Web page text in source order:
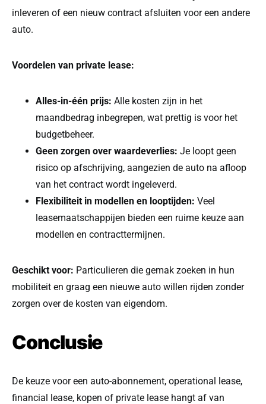
inleveren of een nieuw contract afsluiten voor een andere
auto.
Voordelen van private lease:
Alles-in-één prijs: Alle kosten zijn in het
maandbedrag inbegrepen, wat prettig is voor het
budgetbeheer.
Geen zorgen over waardeverlies: Je loopt geen
risico op afschrijving, aangezien de auto na afloop
van het contract wordt ingeleverd.
Flexibiliteit in modellen en looptijden: Veel
leasemaatschappijen bieden een ruime keuze aan
modellen en contracttermijnen.
Geschikt voor: Particulieren die gemak zoeken in hun
mobiliteit en graag een nieuwe auto willen rijden zonder
zorgen over de kosten van eigendom.
Conclusie
De keuze voor een auto-abonnement, operational lease,
financial lease, kopen of private lease hangt af van